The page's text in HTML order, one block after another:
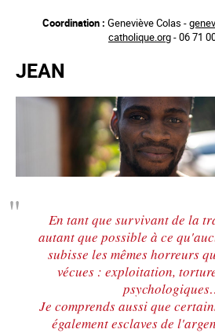
principal
Coordination : Geneviève Colas -
catholique.org- 06 71
JEAN
En tant que survivant de la
autant que possible à ce
subisse les mêmes horreurs
vécues : exploitation,
Je comprends aussi que
également esclaves de